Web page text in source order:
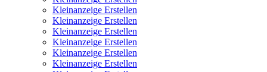
Kleinanzeige Erstellen
Kleinanzeige Erstellen
Kleinanzeige Erstellen
Kleinanzeige Erstellen
Kleinanzeige Erstellen
Kleinanzeige Erstellen